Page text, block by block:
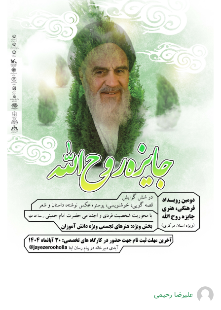
علیرضا رحیمی